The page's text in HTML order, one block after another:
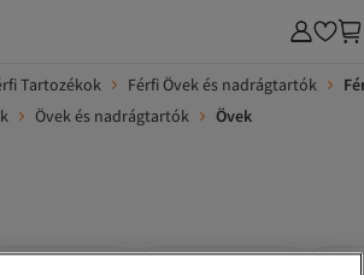
Tartozékok Férfi Övek és nadrágtartók
Övek és nadrágtartók Övek